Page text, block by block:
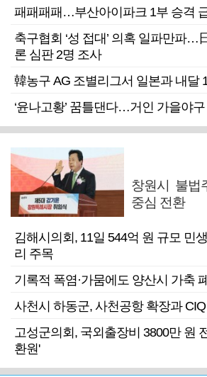
패패패패…부산아이파크 1부 승격
축구협회 ‘성 접대’ 의혹 일파만파…
론 심판 2명 조사
韓농구 AG 조별리그서 일본과 내달
‘윤나고황’ 꿈틀댄다…거인 가을야
창원시 불법
중심 전환
김해시의회, 11일 544억 원 규모 민
리 주목
기록적 폭염·가뭄에도 양산시 가축
사천시 하동군, 사천공항 확장과
고성군의회, 국외출장비 3800만 원
환원'